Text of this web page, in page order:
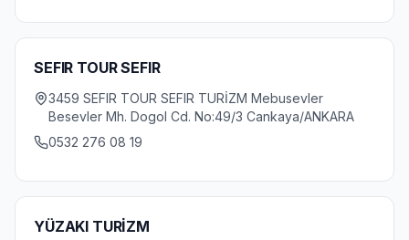
SEFIR TOUR SEFIR
3459 SEFIR TOUR SEFIR TURİZM Mebusevler
Besevler Mh. Dogol Cd. No:49/3 Cankaya/ANKARA
0532 276 08 19
YÜZAKI TURİZM